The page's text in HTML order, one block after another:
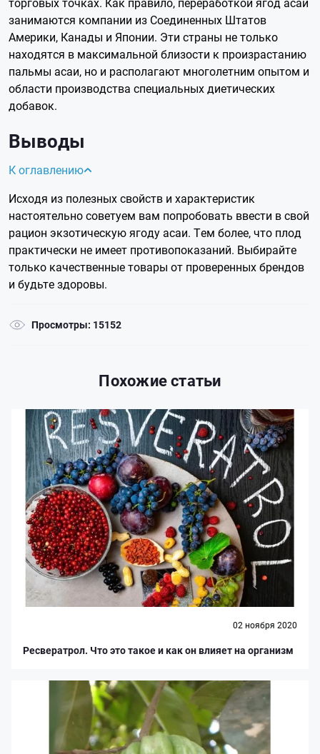
занимаются компании из Соединенных Штатов
Америки, Канады и Японии. Эти страны не только
находятся в максимальной близости к произрастанию
пальмы асаи, но и располагают многолетним опытом и
области производства специальных диетических
добавок.
Выводы
К оглавлению
Исходя из полезных свойств и характеристик
настоятельно советуем вам попробовать ввести в свой
рацион экзотическую ягоду асаи. Тем более, что плод
практически не имеет противопоказаний. Выбирайте
только качественные товары от проверенных брендов
и будьте здоровы.
Просмотры: 15152
Похожие статьи
02 ноября 2020
Ресвератрол. Что это такое и как он влияет на организм